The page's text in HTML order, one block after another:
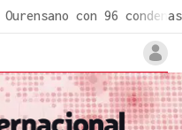
Ourensano con 96 condenas